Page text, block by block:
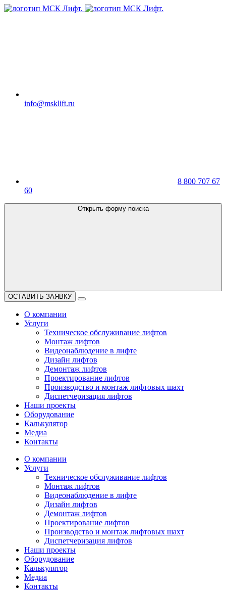
info@msklift.ru
8 800 707 67
60
Открыть форму поиска
ОСТАВИТЬ ЗАЯВКУ
О компании
Услуги
Техническое обслуживание лифтов
Монтаж лифтов
Видеонаблюдение в лифте
Дизайн лифтов
Демонтаж лифтов
Проектирование лифтов
Производство и монтаж лифтовых шахт
Диспетчеризация лифтов
Наши проекты
Оборудование
Калькулятор
Медиа
Контакты
О компании
Услуги
Техническое обслуживание лифтов
Монтаж лифтов
Видеонаблюдение в лифте
Дизайн лифтов
Демонтаж лифтов
Проектирование лифтов
Производство и монтаж лифтовых шахт
Диспетчеризация лифтов
Наши проекты
Оборудование
Калькулятор
Медиа
Контакты